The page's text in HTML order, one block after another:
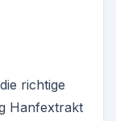
richtige
Hanfextrakt